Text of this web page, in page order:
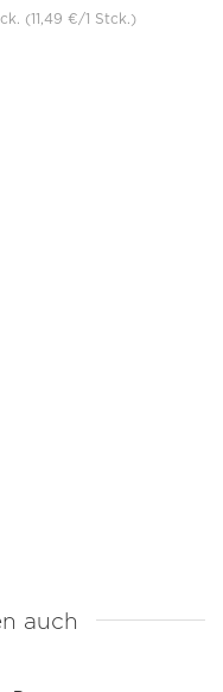
(11,49 €/1 Stck.)
auch